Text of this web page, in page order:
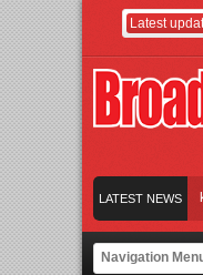
Latest
LATEST NEWS
Britpop Asal Bogor Piknik Rilis
Gerbang Inovasi dan